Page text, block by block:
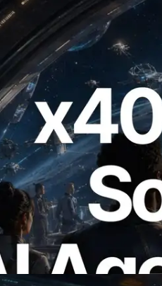
RPC ที่รองรับ x402
งินให้ API ที่ต้องใช้